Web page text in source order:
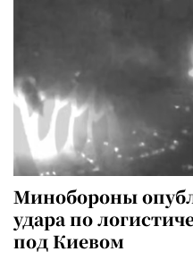
Минобороны
удара по
под Киевом